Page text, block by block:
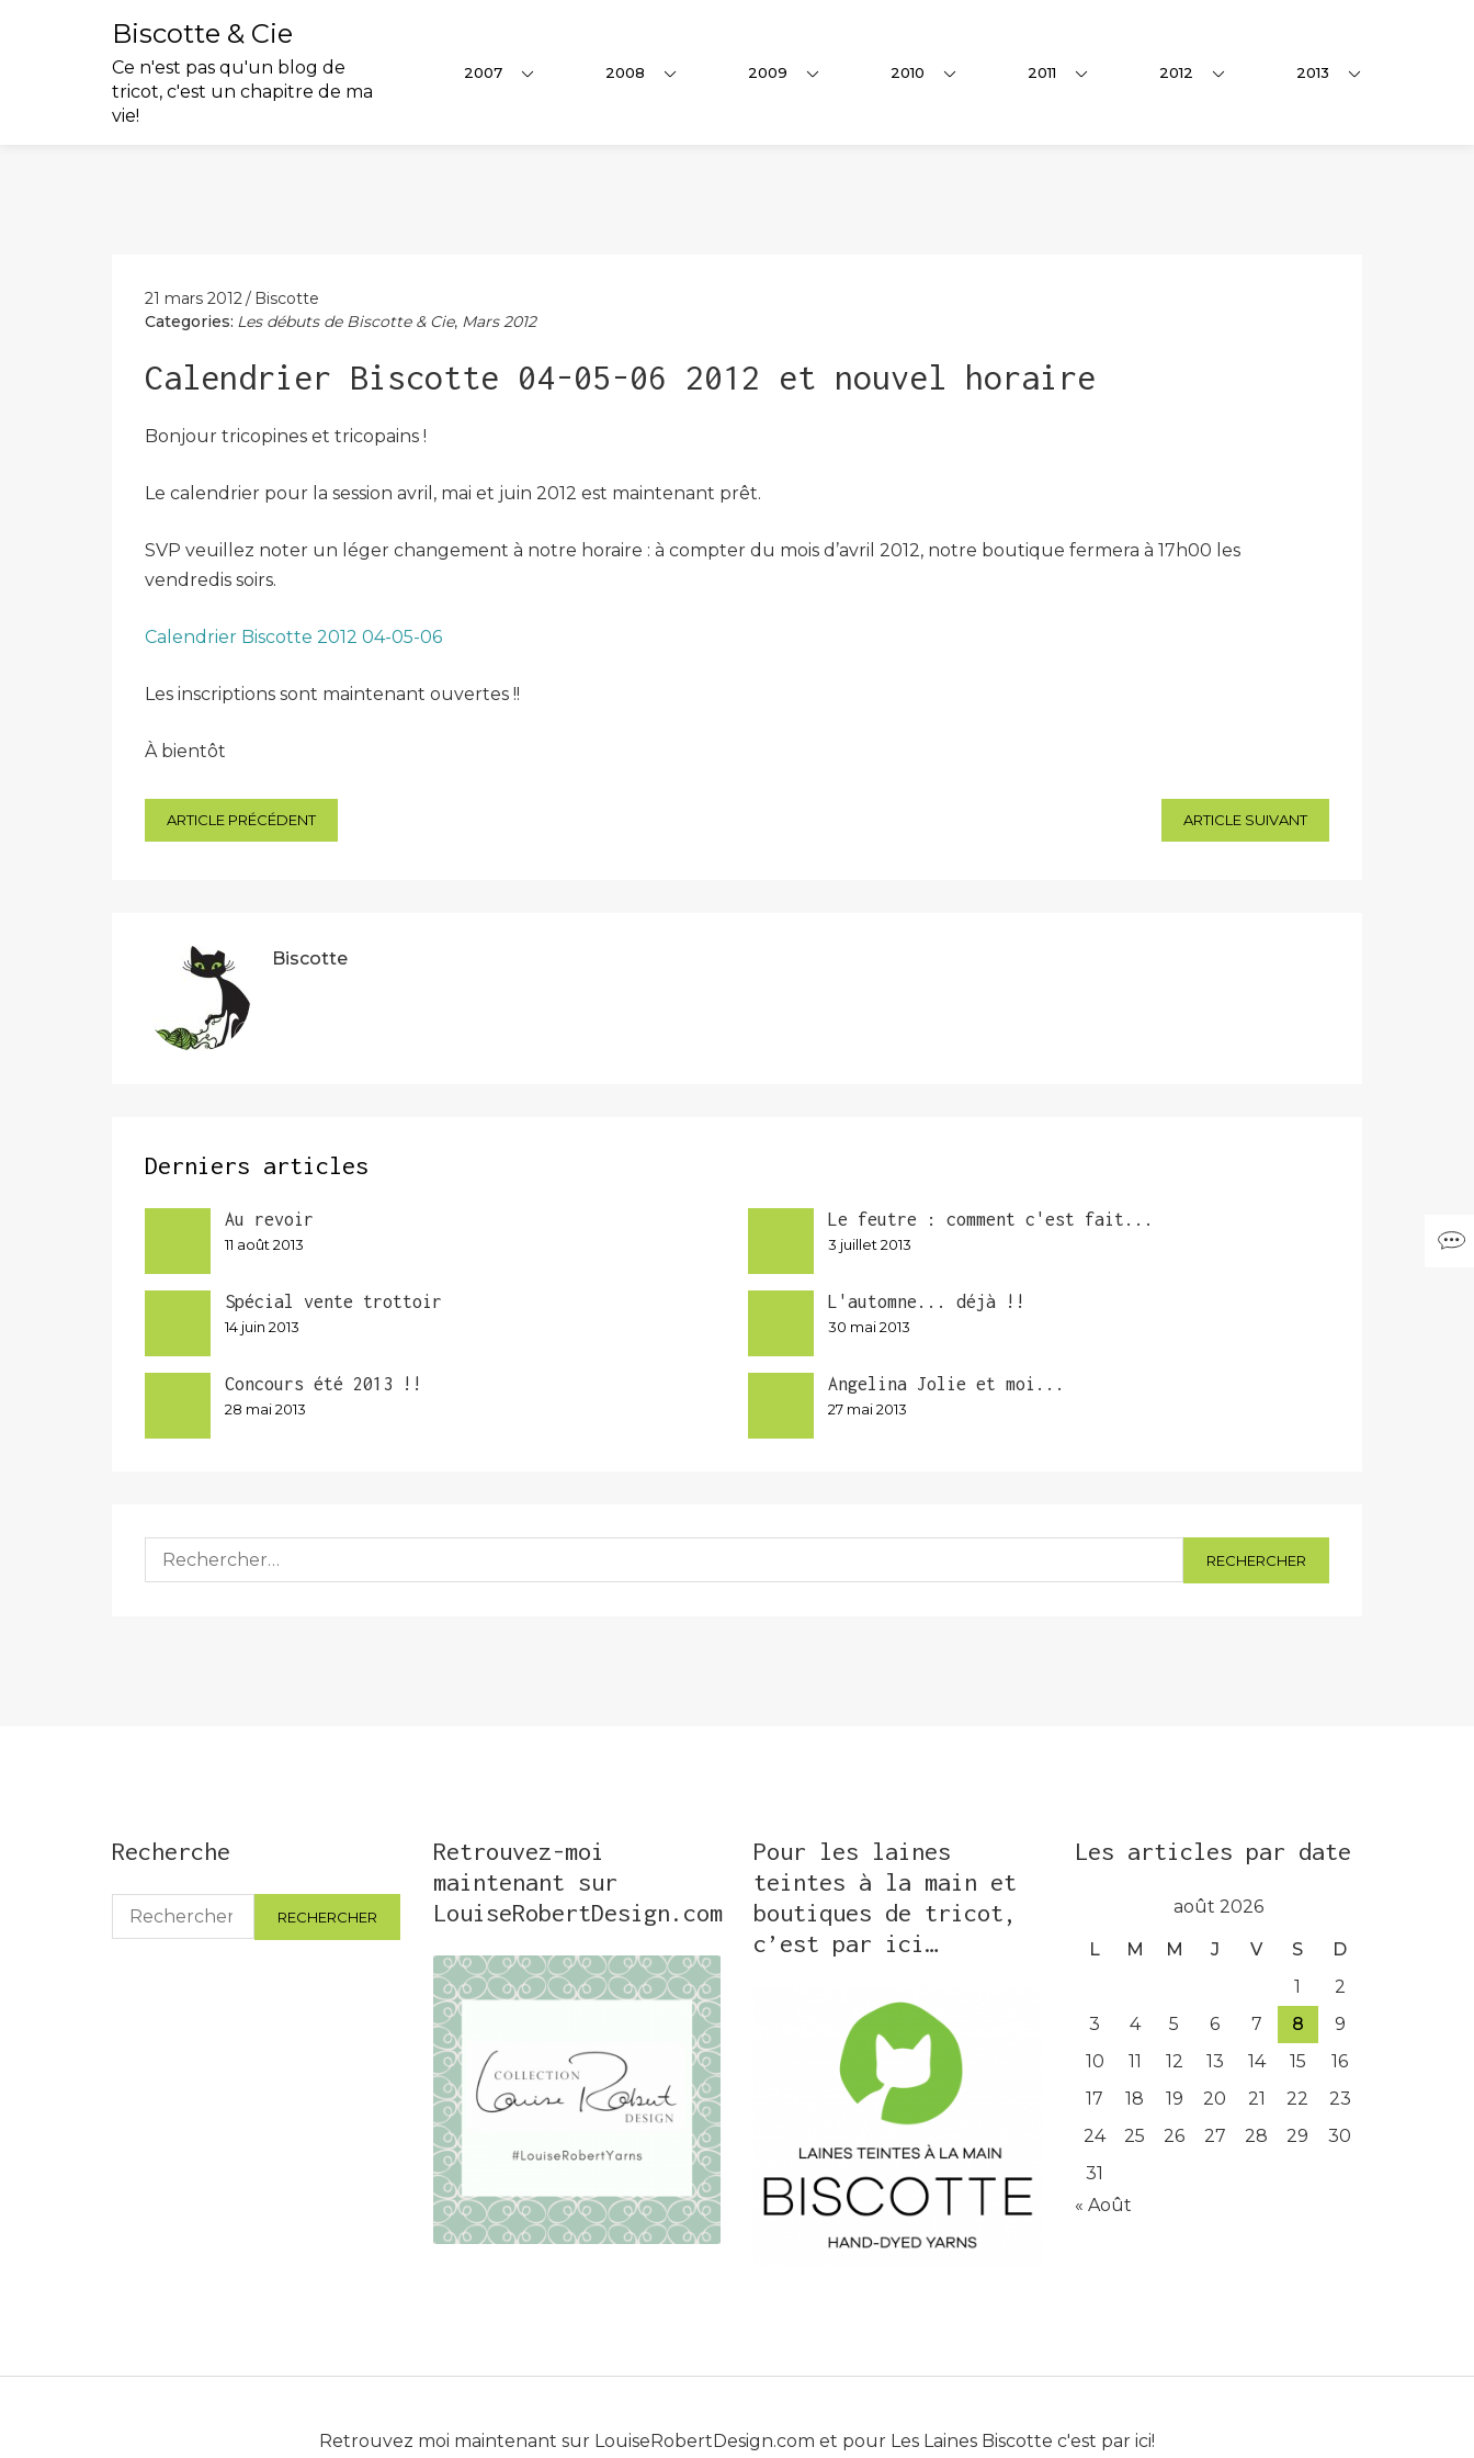
Biscotte & Cie
Ce n'est pas qu'un blog de
tricot, c'est un chapitre de ma
vie!
2007 2008 2009 2010 2011 2012 2013
21 mars 2012
Biscotte
Categories: Les débuts de Biscotte & Cie, Mars 2012
Calendrier Biscotte 04-05-06 2012 et nouvel horaire
Bonjour tricopines et tricopains !
Le calendrier pour la session avril, mai et juin 2012 est maintenant prêt.
SVP veuillez noter un léger changement à notre horaire : à compter du mois d’avril 2012, notre boutique fermera à 17h00 les
vendredis soirs.
Calendrier Biscotte 2012 04-05-06
Les inscriptions sont maintenant ouvertes !!
À bientôt
Navigation
ARTICLE PRÉCÉDENT ARTICLE SUIVANT
Biscotte
Derniers articles
Au revoir
11 août 2013
Le feutre : comment c'est fait...
3 juillet 2013
Spécial vente trottoir
14 juin 2013
L'automne... déjà !!
30 mai 2013
Concours été 2013 !!
28 mai 2013
Angelina Jolie et moi...
27 mai 2013
Rechercher :
Recherche
Rechercher :
Retrouvez-moi
maintenant sur
LouiseRobertDesign.com
Pour les laines
teintes à la main et
boutiques de tricot,
c’est par ici…
Les articles par date
août 2026
L M M J V S
D
1
2
3
4 5 6 7 8
9
10
11 12 13 14 15
16
17
18 19 20 21 22
23
24
25 26 27 28 29
30
31
« Août
Retrouvez moi maintenant sur LouiseRobertDesign.com et pour Les Laines Biscotte c'est par ici!